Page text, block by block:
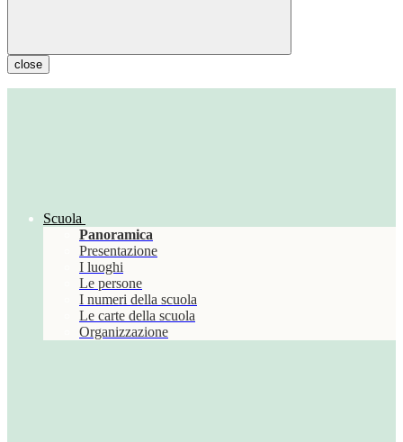
close
Scuola
Panoramica
Presentazione
I luoghi
Le persone
I numeri della scuola
Le carte della scuola
Organizzazione